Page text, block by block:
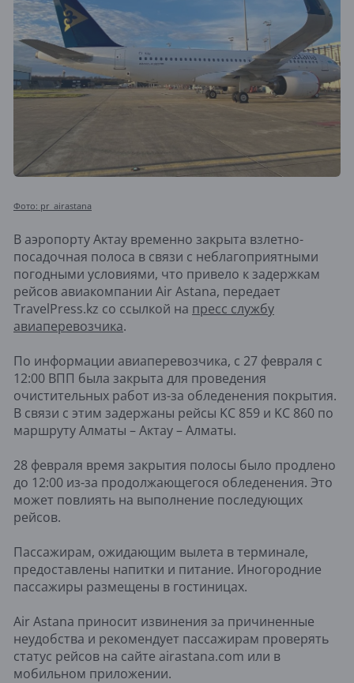
Фото: pr_airastana
В аэропорту Актау временно закрыта взлетно-
посадочная полоса в связи с неблагоприятными
погодными условиями, что привело к задержкам
рейсов авиакомпании Air Astana, передает
TravelPress.kz со ссылкой на пресс службу
авиаперевозчика.
По информации авиаперевозчика, с 27 февраля с
12:00 ВПП была закрыта для проведения
очистительных работ из-за обледенения покрытия.
В связи с этим задержаны рейсы KC 859 и KC 860 по
маршруту Алматы – Актау – Алматы.
28 февраля время закрытия полосы было продлено
до 12:00 из-за продолжающегося обледенения. Это
может повлиять на выполнение последующих
рейсов.
Пассажирам, ожидающим вылета в терминале,
предоставлены напитки и питание. Иногородние
пассажиры размещены в гостиницах.
Air Astana приносит извинения за причиненные
неудобства и рекомендует пассажирам проверять
статус рейсов на сайте airastana.com или в
мобильном приложении.